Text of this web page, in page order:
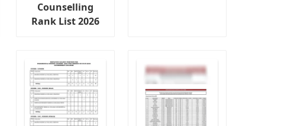
Counselling
Rank List 2026